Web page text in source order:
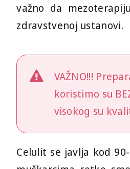
važno da
zdravstvenoj ustanovi.
VAŽNO!!!
koristimo su
visokog su
Celulit se javlja kod